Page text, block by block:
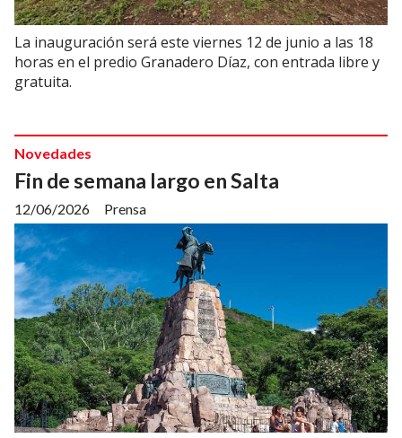
La inauguración será este viernes 12 de junio a las 18
horas en el predio Granadero Díaz, con entrada libre y
gratuita.
Fin de semana largo en Salta
Prensa
Novedades
12/06/2026